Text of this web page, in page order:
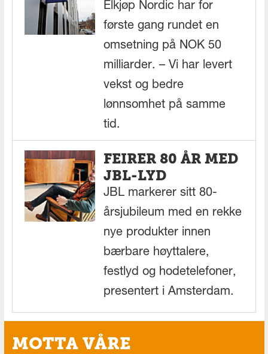
Elkjøp Nordic har for
første gang rundet en
omsetning på NOK 50
milliarder. – Vi har levert
vekst og bedre
lønnsomhet på samme
tid.
FEIRER 80 ÅR MED
JBL-LYD
JBL markerer sitt 80-
årsjubileum med en rekke
nye produkter innen
bærbare høyttalere,
festlyd og hodetelefoner,
presentert i Amsterdam.
MOTTA VÅRE